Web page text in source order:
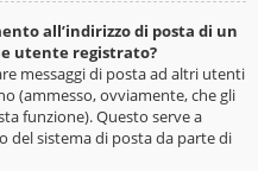
all’indirizzo di posta di un
utente registrato?
messaggi di posta ad altri utenti
(ammesso, ovviamente, che gli
funzione). Questo serve a
del sistema di posta da parte di